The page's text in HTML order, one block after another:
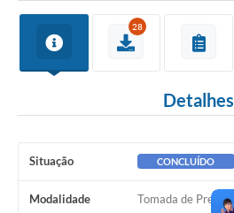
Diário Oficial
PNAB (Política Nacional Aldir Blanc)
Formulário
28
Detalhes
Situação CONCLUÍDO
Modalidade Tomada de Preço